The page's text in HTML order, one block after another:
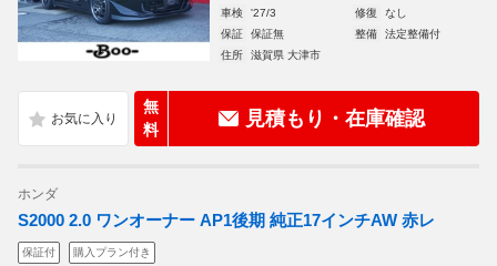
車検
'27/3 修復
なし
保証
保証無 整備
法定整備付
住所
滋賀県 大津市
無
料
見積もり・在庫確認
ホンダ
S2000 2.0 ワンオーナー AP1後期 純正17インチAW 赤レ
保証付 購入プラン付き